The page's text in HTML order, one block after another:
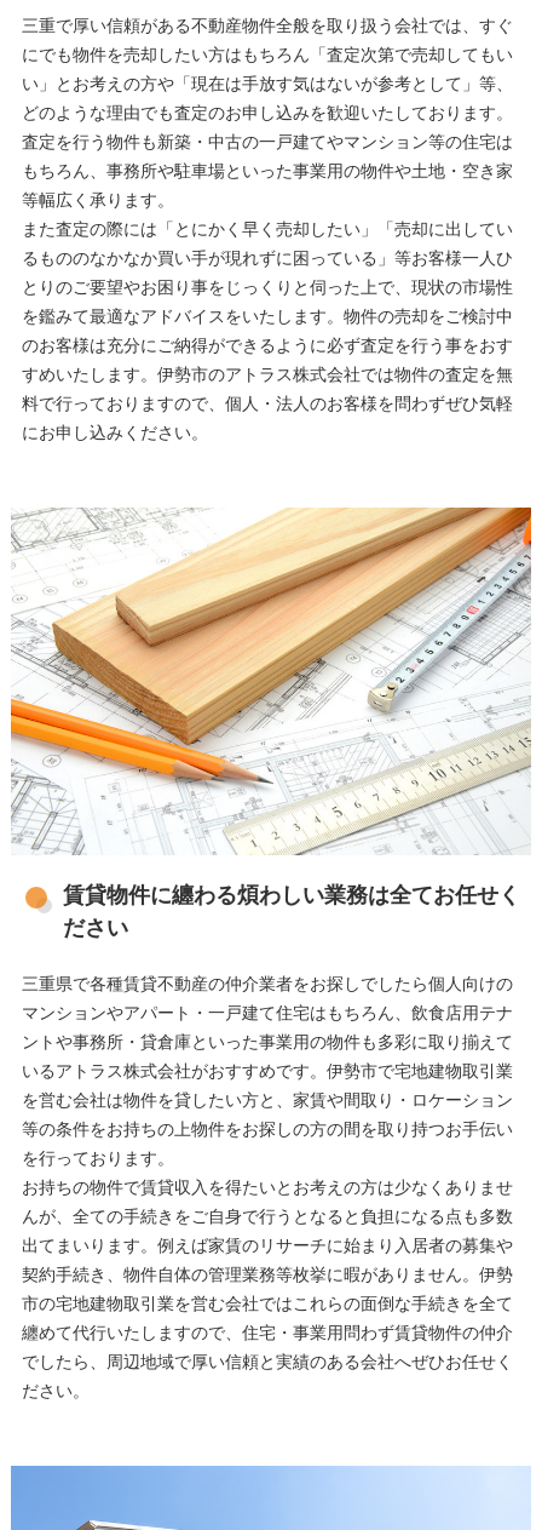
三重で厚い信頼がある不動産物件全般を取り扱う会社では、すぐ
にでも物件を売却したい方はもちろん「査定次第で売却してもい
い」とお考えの方や「現在は手放す気はないが参考として」等、
どのような理由でも査定のお申し込みを歓迎いたしております。
査定を行う物件も新築・中古の一戸建てやマンション等の住宅は
もちろん、事務所や駐車場といった事業用の物件や土地・空き家
等幅広く承ります。
また査定の際には「とにかく早く売却したい」「売却に出してい
るもののなかなか買い手が現れずに困っている」等お客様一人ひ
とりのご要望やお困り事をじっくりと伺った上で、現状の市場性
を鑑みて最適なアドバイスをいたします。物件の売却をご検討中
のお客様は充分にご納得ができるように必ず査定を行う事をおす
すめいたします。伊勢市のアトラス株式会社では物件の査定を無
料で行っておりますので、個人・法人のお客様を問わずぜひ気軽
にお申し込みください。
賃貸物件に纏わる煩わしい業務は全てお任せく
ださい
三重県で各種賃貸不動産の仲介業者をお探しでしたら個人向けの
マンションやアパート・一戸建て住宅はもちろん、飲食店用テナ
ントや事務所・貸倉庫といった事業用の物件も多彩に取り揃えて
いるアトラス株式会社がおすすめです。伊勢市で宅地建物取引業
を営む会社は物件を貸したい方と、家賃や間取り・ロケーション
等の条件をお持ちの上物件をお探しの方の間を取り持つお手伝い
を行っております。
お持ちの物件で賃貸収入を得たいとお考えの方は少なくありませ
んが、全ての手続きをご自身で行うとなると負担になる点も多数
出てまいります。例えば家賃のリサーチに始まり入居者の募集や
契約手続き、物件自体の管理業務等枚挙に暇がありません。伊勢
市の宅地建物取引業を営む会社ではこれらの面倒な手続きを全て
纏めて代行いたしますので、住宅・事業用問わず賃貸物件の仲介
でしたら、周辺地域で厚い信頼と実績のある会社へぜひお任せく
ださい。